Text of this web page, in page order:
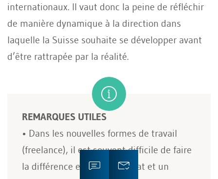
internationaux. Il vaut donc la peine de réfléchir
de manière dynamique à la direction dans
laquelle la Suisse souhaite se développer avant
d’être rattrapée par la réalité.
REMARQUES UTILES
• Dans les nouvelles formes de travail
(freelance), il est souvent difficile de faire
la différence entre un mandat et un